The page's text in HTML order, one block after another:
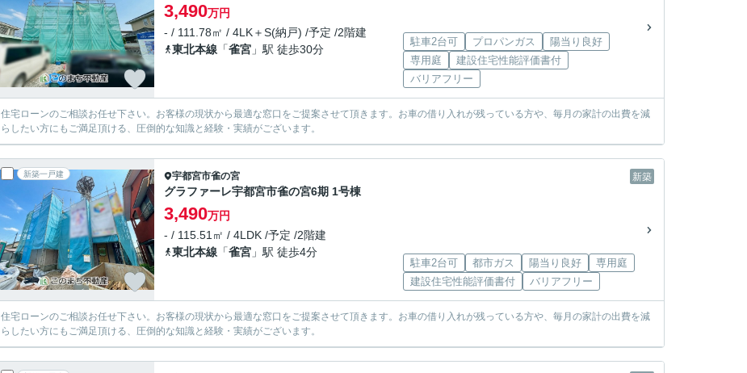
3,490万円
- / 111.78㎡ / 4LK＋S(納戸) /予定 /2階建
東北本線 「雀宮 」駅 徒歩30分
駐車2台可 プロパンガス
陽当り良好
専用庭
建設住宅性能評価書付
バリアフリー
住宅ローンのご相談お任せ下さい。お客様の現状から最適な窓口をご提案させて頂きます。お車の借り入れが残っている方や、毎月の家計の出費を減
らしたい方にもご満足頂ける、圧倒的な知識と経験・実績がございます。
新築一戸建 新築
宇都宮市雀の宮
グラファーレ宇都宮市雀の宮6期 1号棟
3,490万円
- / 115.51㎡ / 4LDK /予定 /2階建
東北本線 「雀宮 」駅 徒歩4分
駐車2台可 都市ガス 陽当り良好
専用庭
建設住宅性能評価書付
バリアフリー
住宅ローンのご相談お任せ下さい。お客様の現状から最適な窓口をご提案させて頂きます。お車の借り入れが残っている方や、毎月の家計の出費を減
らしたい方にもご満足頂ける、圧倒的な知識と経験・実績がございます。